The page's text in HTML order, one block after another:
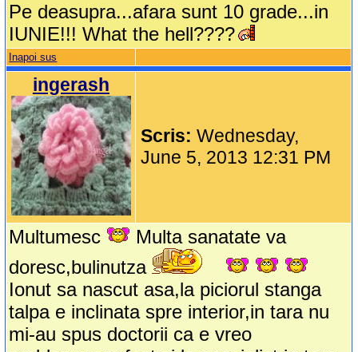
Pe deasupra...afara sunt 10 grade...in
IUNIE!!! What the hell????
Inapoi sus
ingerash
Scris:Wednesday,
June 5, 2013 12:31 PM
Multumesc
Multa sanatate va
doresc,bulinutza
Ionut sa nascut asa,la piciorul stanga
talpa e inclinata spre interior,in tara nu
mi-au spus doctorii ca e vreo